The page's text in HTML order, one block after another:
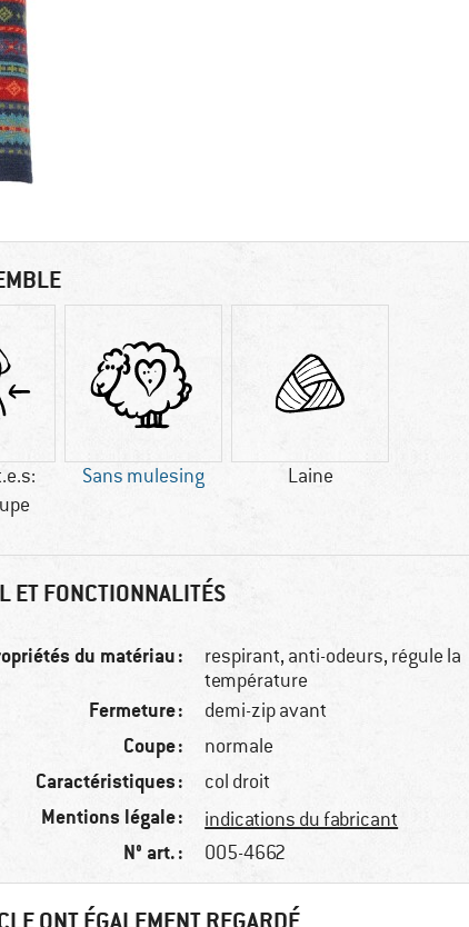
Sans mulesing Laine
ET FONCTIONNALITÉS
du matériau :
respirant, anti-odeurs, régule la
température
Fermeture : demi-zip avant
Coupe : normale
Caractéristiques : col droit
Mentions légale : indications du fabricant
N° art. : 005-4662